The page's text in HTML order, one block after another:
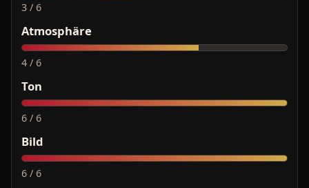
3 / 6
Atmosphäre
4 / 6
Ton
6 / 6
Bild
6 / 6